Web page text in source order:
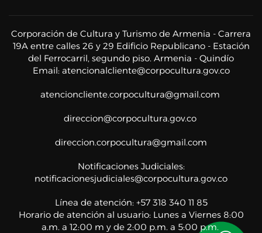
Corporación de Cultura y Turismo de Armenia - Carrera
19A entre calles 26 y 29 Edificio Republicano - Estación
del Ferrocarril, segundo piso. Armenia - Quindío
Email: atencionalcliente@corpocultura.gov.co
atencioncliente.corpocultura@gmail.com
direccion@corpocultura.gov.co
direccion.corpocultura@gmail.com
Notificaciones Judiciales:
notificacionesjudiciales@corpocultura.gov.co
Línea de atención: +57 318 340 11 85
Horario de atención al usuario: Lunes a Viernes 8:00
a.m. a 12:00 m y de 2:00 p.m. a 5:00 p.m.